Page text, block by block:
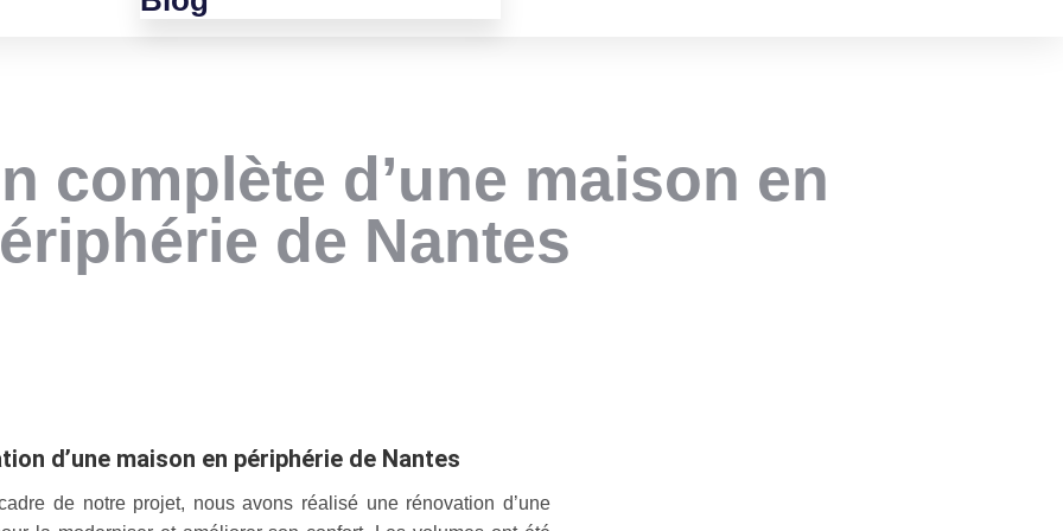
complète d’une maison en
de Nantes
d’une maison en périphérie de Nantes
de notre projet, nous avons réalisé une rénovation d’une